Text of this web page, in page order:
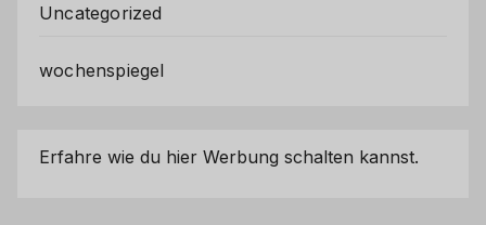
Uncategorized
wochenspiegel
Erfahre wie du hier Werbung schalten kannst.